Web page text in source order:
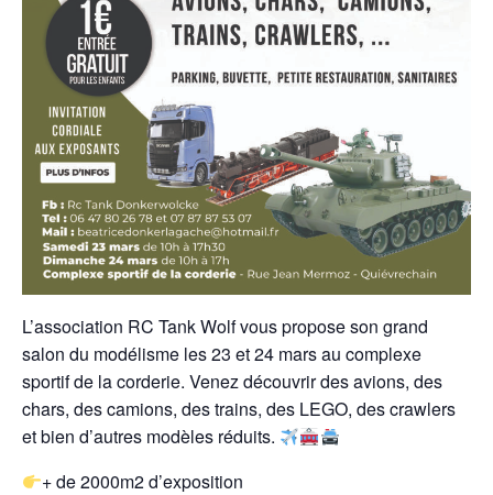
L’association RC Tank Wolf vous propose son grand
salon du modélisme les 23 et 24 mars au complexe
sportif de la corderie. Venez découvrir des avions, des
chars, des camions, des trains, des LEGO, des crawlers
et bien d’autres modèles réduits.
+ de 2000m2 d’exposition